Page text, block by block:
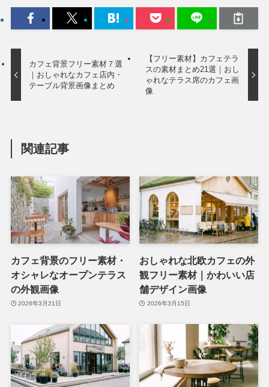
カフェ背景フリー素材７選
｜おしゃれなカフェ店内・
テーブル背景画像まとめ
【フリー素材】カフェテラ
スの素材まとめ21選｜おし
ゃれなテラス席のカフェ画
像
関連記事
カフェ背景のフリー素材・
オシャレなオープンテラス
の外観画像
2026年3月21日
おしゃれな北欧カフェの外
観フリー素材｜かわいい店
舗デザイン画像
2026年3月15日